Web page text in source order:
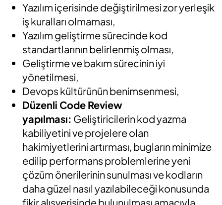
Yazılım içerisinde değiştirilmesi zor yerleşik
iş kuralları olmaması,
Yazılım geliştirme sürecinde kod
standartlarının belirlenmiş olması,
Geliştirme ve bakım sürecinin iyi
yönetilmesi,
Devops kültürünün benimsenmesi,
Düzenli Code Review
yapılması: Geliştiricilerin kod yazma
kabiliyetini ve projelere olan
hakimiyetlerini artırması, bugların minimize
edilip performans problemlerine yeni
çözüm önerilerinin sunulması ve kodların
daha güzel nasıl yazılabileceği konusunda
fikir alışverişinde bulunulması amacıyla